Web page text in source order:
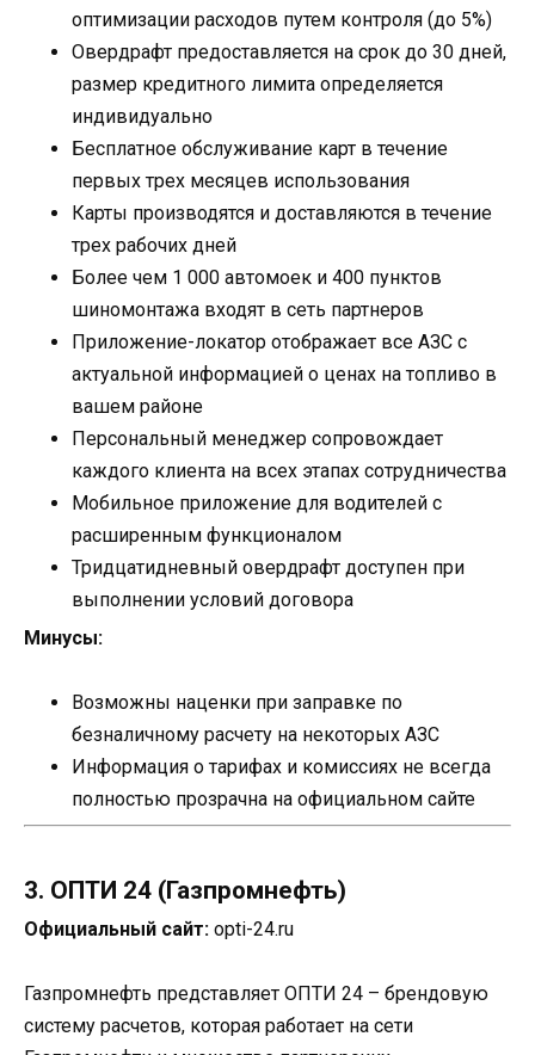
оптимизации расходов путем контроля (до 5%)
Овердрафт предоставляется на срок до 30 дней,
размер кредитного лимита определяется
индивидуально
Бесплатное обслуживание карт в течение
первых трех месяцев использования
Карты производятся и доставляются в течение
трех рабочих дней
Более чем 1 000 автомоек и 400 пунктов
шиномонтажа входят в сеть партнеров
Приложение-локатор отображает все АЗС с
актуальной информацией о ценах на топливо в
вашем районе
Персональный менеджер сопровождает
каждого клиента на всех этапах сотрудничества
Мобильное приложение для водителей с
расширенным функционалом
Тридцатидневный овердрафт доступен при
выполнении условий договора
Минусы:
Возможны наценки при заправке по
безналичному расчету на некоторых АЗС
Информация о тарифах и комиссиях не всегда
полностью прозрачна на официальном сайте
3. ОПТИ 24 (Газпромнефть)
Официальный сайт: opti-24.ru
Газпромнефть представляет ОПТИ 24 – брендовую
систему расчетов, которая работает на сети